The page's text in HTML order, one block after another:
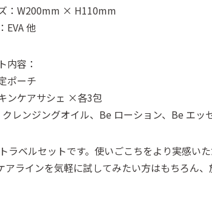
：W200mm × H110mm
EVA 他
内容：
ポーチ
ンケアサシェ ×各3包
クレンジングオイル、Be ローション、Be エッ
ラベルセットです。使いごこちをより実感い
ラインを気軽に試してみたい方はもちろん